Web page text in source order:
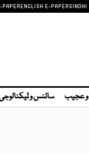
PAPERENGLISH E-PAPERSINDHI
عجیب سائنس و